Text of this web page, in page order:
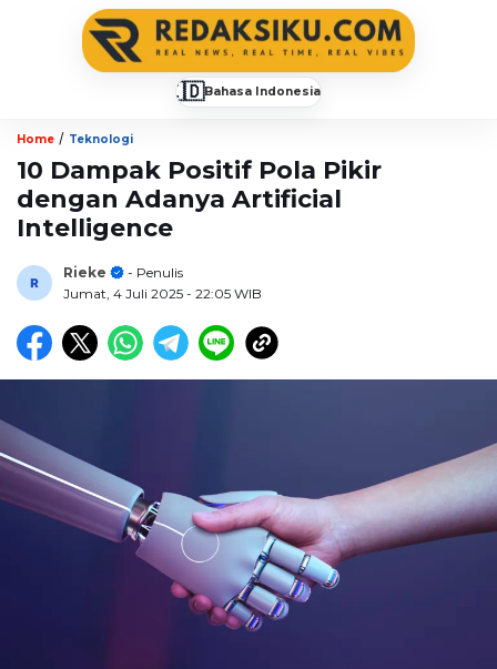
🇮🇩Bahasa Indonesia
Home / Teknologi
10 Dampak Positif Pola Pikir
dengan Adanya Artificial
Intelligence
Rieke
- Penulis
Jumat, 4 Juli 2025 - 22:05 WIB